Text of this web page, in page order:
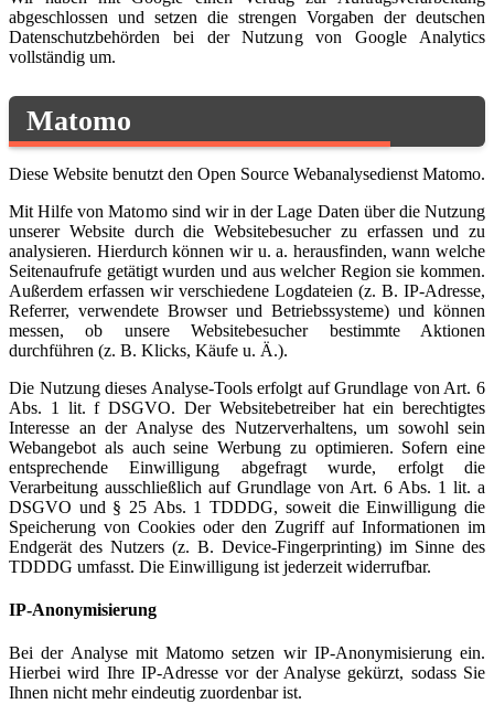
abgeschlossen und setzen die strengen Vorgaben der deutschen
Datenschutzbehörden bei der Nutzung von Google Analytics
vollständig um.
Matomo
Diese Website benutzt den Open Source Webanalysedienst Matomo.
Mit Hilfe von Matomo sind wir in der Lage Daten über die Nutzung
unserer Website durch die Websitebesucher zu erfassen und zu
analysieren. Hierdurch können wir u. a. herausfinden, wann welche
Seitenaufrufe getätigt wurden und aus welcher Region sie kommen.
Außerdem erfassen wir verschiedene Logdateien (z. B. IP-Adresse,
Referrer, verwendete Browser und Betriebssysteme) und können
messen, ob unsere Websitebesucher bestimmte Aktionen
durchführen (z. B. Klicks, Käufe u. Ä.).
Die Nutzung dieses Analyse-Tools erfolgt auf Grundlage von Art. 6
Abs. 1 lit. f DSGVO. Der Websitebetreiber hat ein berechtigtes
Interesse an der Analyse des Nutzerverhaltens, um sowohl sein
Webangebot als auch seine Werbung zu optimieren. Sofern eine
entsprechende Einwilligung abgefragt wurde, erfolgt die
Verarbeitung ausschließlich auf Grundlage von Art. 6 Abs. 1 lit. a
DSGVO und § 25 Abs. 1 TDDDG, soweit die Einwilligung die
Speicherung von Cookies oder den Zugriff auf Informationen im
Endgerät des Nutzers (z. B. Device-Fingerprinting) im Sinne des
TDDDG umfasst. Die Einwilligung ist jederzeit widerrufbar.
IP-Anonymisierung
Bei der Analyse mit Matomo setzen wir IP-Anonymisierung ein.
Hierbei wird Ihre IP-Adresse vor der Analyse gekürzt, sodass Sie
Ihnen nicht mehr eindeutig zuordenbar ist.